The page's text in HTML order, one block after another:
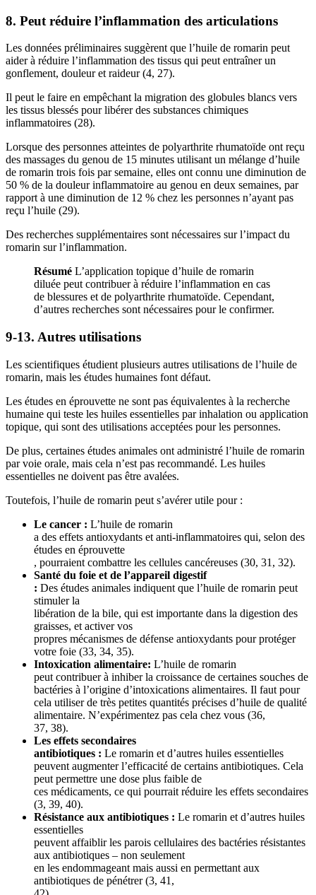
8. Peut réduire l’inflammation des articulations
Les données préliminaires suggèrent que l’huile de romarin peut
aider à réduire l’inflammation des tissus qui peut entraîner un
gonflement, douleur et raideur (4, 27).
Il peut le faire en empêchant la migration des globules blancs vers
les tissus blessés pour libérer des substances chimiques
inflammatoires (28).
Lorsque des personnes atteintes de polyarthrite rhumatoïde ont reçu
des massages du genou de 15 minutes utilisant un mélange d’huile
de romarin trois fois par semaine, elles ont connu une diminution de
50 % de la douleur inflammatoire au genou en deux semaines, par
rapport à une diminution de 12 % chez les personnes n’ayant pas
reçu l’huile (29).
Des recherches supplémentaires sont nécessaires sur l’impact du
romarin sur l’inflammation.
Résumé L’application topique d’huile de romarin
diluée peut contribuer à réduire l’inflammation en cas
de blessures et de polyarthrite rhumatoïde. Cependant,
d’autres recherches sont nécessaires pour le confirmer.
9-13. Autres utilisations
Les scientifiques étudient plusieurs autres utilisations de l’huile de
romarin, mais les études humaines font défaut.
Les études en éprouvette ne sont pas équivalentes à la recherche
humaine qui teste les huiles essentielles par inhalation ou application
topique, qui sont des utilisations acceptées pour les personnes.
De plus, certaines études animales ont administré l’huile de romarin
par voie orale, mais cela n’est pas recommandé. Les huiles
essentielles ne doivent pas être avalées.
Toutefois, l’huile de romarin peut s’avérer utile pour :
Le cancer : L’huile de romarin
a des effets antioxydants et anti-inflammatoires qui, selon des
études en éprouvette
, pourraient combattre les cellules cancéreuses (30, 31, 32).
Santé du foie et de l’appareil digestif
: Des études animales indiquent que l’huile de romarin peut
stimuler la
libération de la bile, qui est importante dans la digestion des
graisses, et activer vos
propres mécanismes de défense antioxydants pour protéger
votre foie (33, 34, 35).
Intoxication alimentaire: L’huile de romarin
peut contribuer à inhiber la croissance de certaines souches de
bactéries à l’origine d’intoxications alimentaires. Il faut pour
cela utiliser de très petites quantités précises d’huile de qualité
alimentaire. N’expérimentez pas cela chez vous (36,
37, 38).
Les effets secondaires
antibiotiques : Le romarin et d’autres huiles essentielles
peuvent augmenter l’efficacité de certains antibiotiques. Cela
peut permettre une dose plus faible de
ces médicaments, ce qui pourrait réduire les effets secondaires
(3, 39, 40).
Résistance aux antibiotiques : Le romarin et d’autres huiles
essentielles
peuvent affaiblir les parois cellulaires des bactéries résistantes
aux antibiotiques – non seulement
en les endommageant mais aussi en permettant aux
antibiotiques de pénétrer (3, 41,